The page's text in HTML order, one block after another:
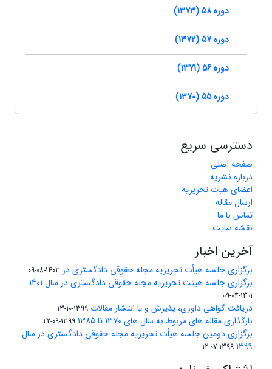
دوره 58 (1373)
دوره 57 (1372)
دوره 56 (1371)
دوره 55 (1370)
دسترسی سریع
صفحه اصلی
درباره نشریه
اعضای هیات تحریریه
ارسال مقاله
تماس با ما
نقشه سایت
آخرین اخبار
برگزاری جلسه هیأت تحریریه مجله حقوقی دادگستری در 1403-08-09
برگزاری جلسه هیئت تحریریه مجله حقوقی دادگستری در سال 1401
1401-04-09
دریافت گواهی داوری، پذیرش و یا انتشار مقالات 1399-10-13
بارگذاری مقاله های مربوط به سال های 1370 تا 1385 1399-09-22
برگزاری دومین جلسه هیأت تحریریه مجله حقوقی دادگستری در سال
1399
1399-07-12